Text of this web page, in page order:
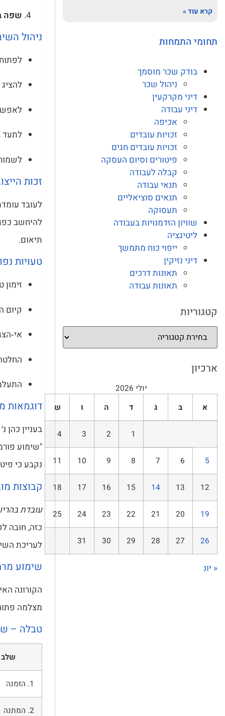
קרא עוד »
תחומי התמחות
בודק שכר מוסמך
ניהול שכר
דיני מקרקעין
דיני עבודה
אכיפה
זכויות עובדים
זכויות עובדים חגים
פיטורים וסיום העסקה
קבלה לעבודה
תנאי עבודה
תנאים סוציאליים
תעסוקה
שוויון הזדמנויות בעבודה
ליטיגציה
ייפוי כוח מתמשך
דיני נזיקין
תאונות דרכים
תאונות עבודה
קטגוריות
ארכיון
יולי 2026
א
ב ג ד ה ו ש
1
2
3
4
5
6
7
8
9
10
11
12
13
14
15
16
17
18
19
20
21
22
23
24
25
26
27
28
29
30
31
« יונ
שפה
ניהול
לתעד
זכות
לעובד
להיחשב
תיאום.
טעויות
קיום
דוגמאות
בעניין כהן נ׳ אוריין
"שימוע
נקבע כי
קבוצות
עובדת
כזה, חובה
לעריכת
שימוע
הקורונה
מצלמה
טבלה –
שלב
1. הזמנה
2. המתנה